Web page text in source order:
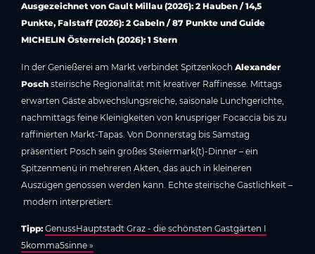
Ausgezeichnet von Gault Millau (2026): 2 Hauben / 14,5
Punkte, Falstaff (2026): 2 Gabeln / 87 Punkte und Guide
MICHELIN Österreich (2026): 1 Stern
In der Genießerei am Markt verbindet Spitzenkoch Alexander
Posch steirische Regionalität mit kreativer Raffinesse. Mittags
erwarten Gäste abwechslungsreiche, saisonale Lunchgerichte,
nachmittags feine Kleinigkeiten von knuspriger Focaccia bis zu
raffinierten Markt-Tapas. Von Donnerstag bis Samstag
präsentiert Posch sein großes Steiermark(t)-Dinner – ein
Spitzenmenü in mehreren Akten, das auch in kleineren
Auszügen genossen werden kann. Echte steirische Gastlichkeit –
modern interpretiert.
Tipp: GenussHauptstadt Graz - die schönsten Gastgärten I
5komma5sinne »